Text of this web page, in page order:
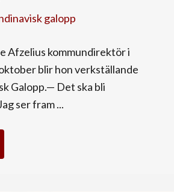
galopp
Afzelius kommundirektör i
blir hon verkställande
Galopp.— Det ska bli
ser fram ...